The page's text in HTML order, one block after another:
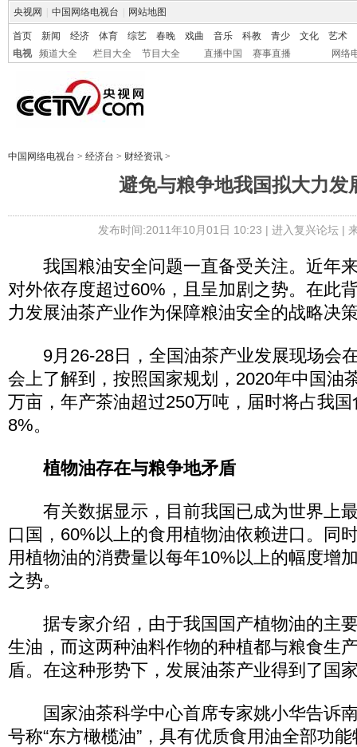
央视网 中国网络电视台 网站地图
首页 新闻 经济 体育 综艺 春晚 戏曲 音乐 科教 青少 文化
艺术
电视
频道大全 栏目大全 节目大全 直播中国 赛事直播 网络
中国网络电视台 > 经济台 > 财经资讯 >
避免与粮争地我国拟大力发
发布时间:2011年10月01日 10:23 | 进入复兴论坛|
我国粮油安全问题一直备受关注。近年
对外依存度超过60%，且呈加剧之势。在此
力发展油茶产业作为保障粮油安全的战略决
9月26-28日，全国油茶产业发展现场会
会上了解到，按照国家规划，2020年中国油
万亩，年产茶油超过250万吨，届时将占我
8%。
植物油存在与粮争地矛盾
有关数据显示，目前我国已成为世界上
口国，60%以上的食用植物油依赖进口。同
用植物油的消费量以每年10%以上的幅度增
之势。
据专家介绍，由于我国国产植物油的主
生油，而这两种油料作物的种植都与粮食生
盾。在这种形势下，发展油茶产业得到了国
国家油茶科学中心首席专家姚小华告诉
号称“东方橄榄油”，具有优质食用油全部功